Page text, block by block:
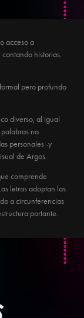
acceso a
historias.
pero profundo
diverso, al igual
no
personales -y
de Argos.
comprende
letras adoptan las
a circunferencias
portante.